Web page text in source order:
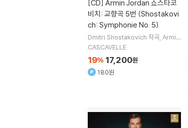
[CD] Armin Jordan 쇼스타코
비치: 교향곡 5번 (Shostakovi
ch: Symphonie No. 5)
Dmitri Shostakovich 작곡 Armin
Jordan지휘 Orchestre de la Sui
CASCAVELLE
19% 17,200원
180원